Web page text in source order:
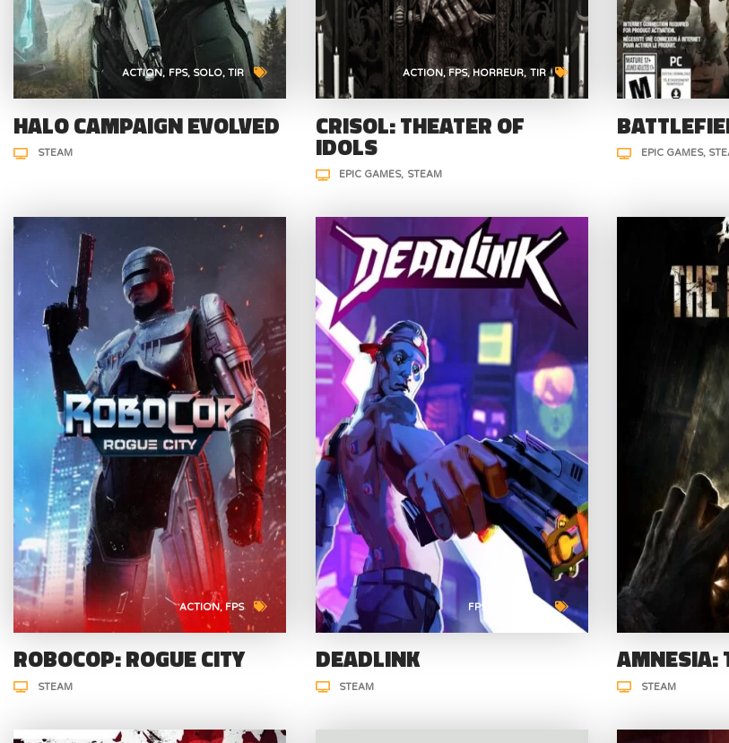
ACTION FPS SOLO TIR
HALO CAMPAIGN EVOLVED
STEAM
ACTION FPS HORREUR TIR
CRISOL: THEATER OF
IDOLS
EPIC GAMES STEAM
EPIC GAMES
ACTION FPS
ROBOCOP: ROGUE CITY
STEAM
FPS
DEADLINK
STEAM
AMNESIA:
STEAM